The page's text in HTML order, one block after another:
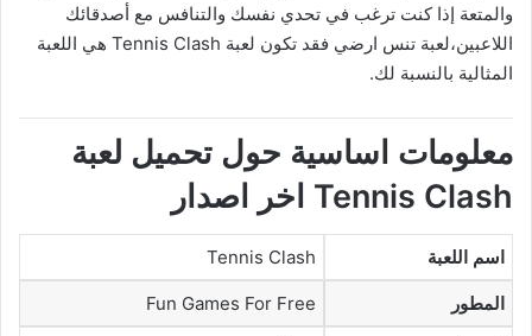
والمتعة إذا كنت ترغب في تحدي نفسك والتنافس مع أصدقائك
اللاعبين،لعبة تنس ارضي فقد تكون لعبة Tennis Clash هي اللعبة
المثالية بالنسبة لك.
معلومات اساسية حول تحميل لعبة
Tennis Clash اخر اصدار
اسم اللعبة Tennis Clash
المطور Fun Games For Free